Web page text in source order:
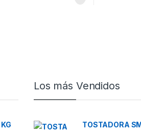
Los más Vendidos
TOSTADORA